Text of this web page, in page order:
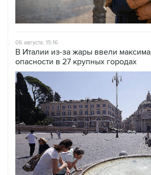
06 августа, 15:16
В Италии из-за жары ввели
опасности в 27 крупных городах